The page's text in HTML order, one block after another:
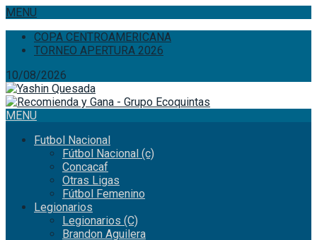
MENU
COPA CENTROAMERICANA
TORNEO APERTURA 2026
10/08/2026
MENU
Futbol Nacional
Fútbol Nacional (c)
Concacaf
Otras Ligas
Fútbol Femenino
Legionarios
Legionarios (C)
Brandon Aguilera